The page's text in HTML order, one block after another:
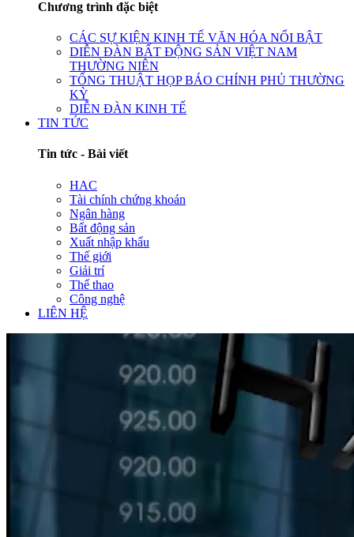
Chương trình đặc biệt
CÁC SỰ KIỆN KINH TẾ VĂN HÓA NỔI BẬT
DIỄN ĐÀN BẤT ĐỘNG SẢN VIỆT NAM
THƯỜNG NIÊN
TỔNG THUẬT HỌP BÁO CHÍNH PHỦ THƯỜNG
KỲ
DIỄN ĐÀN KINH TẾ
TIN TỨC
Tin tức - Bài viết
HAC
Tài chính chứng khoán
Ngân hàng
Bất động sản
Xuất nhập khẩu
Thế giới
Giải trí
Thể thao
Công nghệ
LIÊN HỆ